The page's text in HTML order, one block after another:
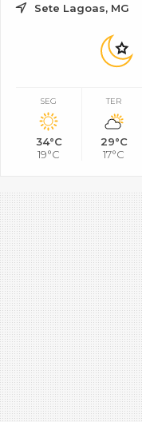
Sete Lagoas, MG
SEG
34°C
19°C
TER
29°C
17°C